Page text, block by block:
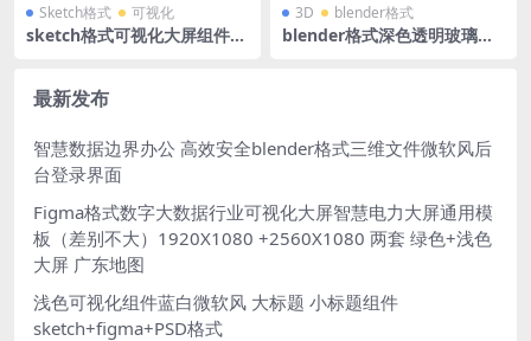
Sketch格式 可视化
sketch格式可视化大屏组件素
+个
3D blender格式
blender格式深色透明玻璃深
最新发布
智慧数据边界办公 高效安全blender格式三维文件微软风后
台登录界面
Figma格式数字大数据行业可视化大屏智慧电力大屏通用模
板（差别不大）1920X1080 +2560X1080 两套 绿色+浅色
大屏 广东地图
浅色可视化组件蓝白微软风 大标题 小标题组件
sketch+figma+PSD格式